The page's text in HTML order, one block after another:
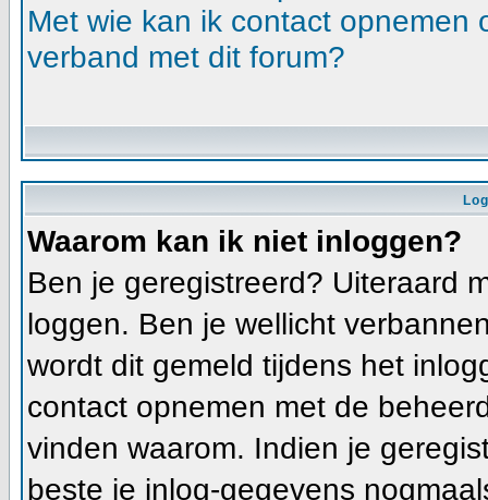
Met wie kan ik contact opnemen
verband met dit forum?
Waarom kan ik niet inloggen?
Ben je geregistreerd? Uiteraard
loggen. Ben je wellicht
wordt dit gemeld tijdens het
contact opnemen met de
vinden waarom. Indien je
beste je inlog-gegevens